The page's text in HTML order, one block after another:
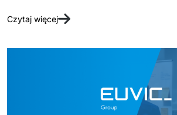
Czytaj więcej